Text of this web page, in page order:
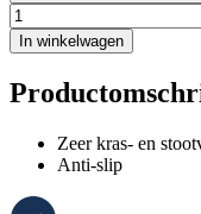
In winkelwagen
Zeer kras- en
Anti-slip